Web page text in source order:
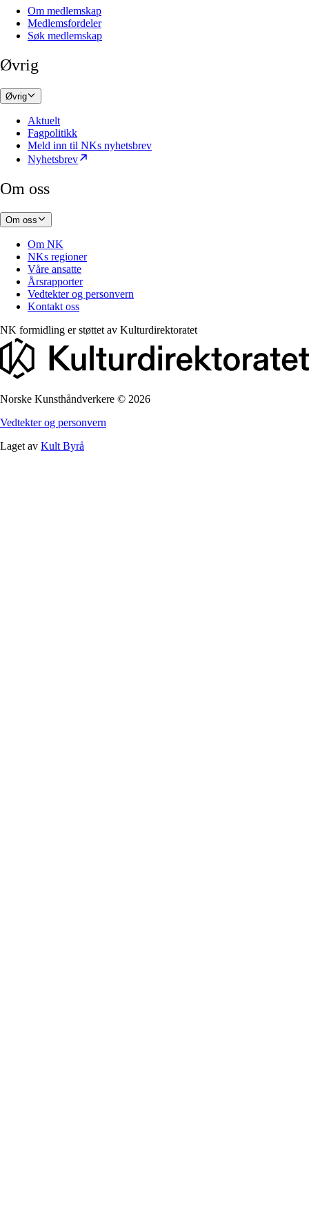
Om medlemskap
Medlemsfordeler
Søk medlemskap
Øvrig
Øvrig
Aktuelt
Fagpolitikk
Meld inn til NKs nyhetsbrev
Nyhetsbrev
Om oss
Om oss
Om NK
NKs regioner
Våre ansatte
Årsrapporter
Vedtekter og personvern
Kontakt oss
NK formidling er støttet av Kulturdirektoratet
Norske Kunsthåndverkere © 2026
Vedtekter og personvern
Laget av Kult Byrå